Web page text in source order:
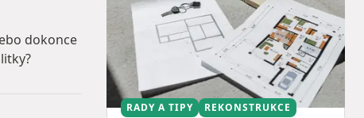
dokonce
RADY A TIPY REKONSTRUKCE